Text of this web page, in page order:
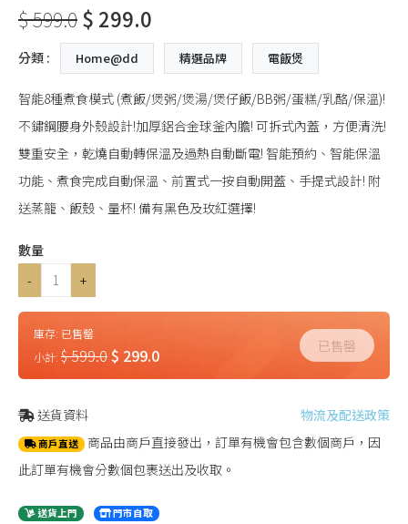
$ 599.0$ 299.0
分類 : Home@dd 精選品牌 電飯煲
智能8種煮食模式 (煮飯/煲粥/煲湯/煲仔飯/BB粥/蛋糕/乳酪/保溫)!
不鏽鋼腰身外殼設計!加厚鋁合金球釜內膽! 可拆式內蓋，方便清洗!
雙重安全，乾燒自動轉保溫及過熱自動斷電! 智能預約、智能保溫
功能、煮食完成自動保溫、前置式一按自動開蓋、手提式設計! 附
送蒸籠、飯殼、量杯! 備有黑色及玫紅選擇!
數量
-
+
庫存: 已售罄
小計: $ 599.0$ 299.0 已售罄
送貨資料 物流及配送政策
商戶直送 商品由商戶直接發出，訂單有機會包含數個商戶，因
此訂單有機會分數個包裹送出及收取。
送貨上門 門市自取